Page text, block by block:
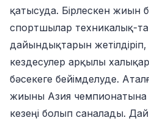
қатысуда. Бірлескен жиын
спортшылар техникалық-
дайындықтарын жетілдіріп,
кездесулер арқылы
бәсекеге бейімделуде.
жиыны Азия чемпионатына
кезеңі болып саналады.